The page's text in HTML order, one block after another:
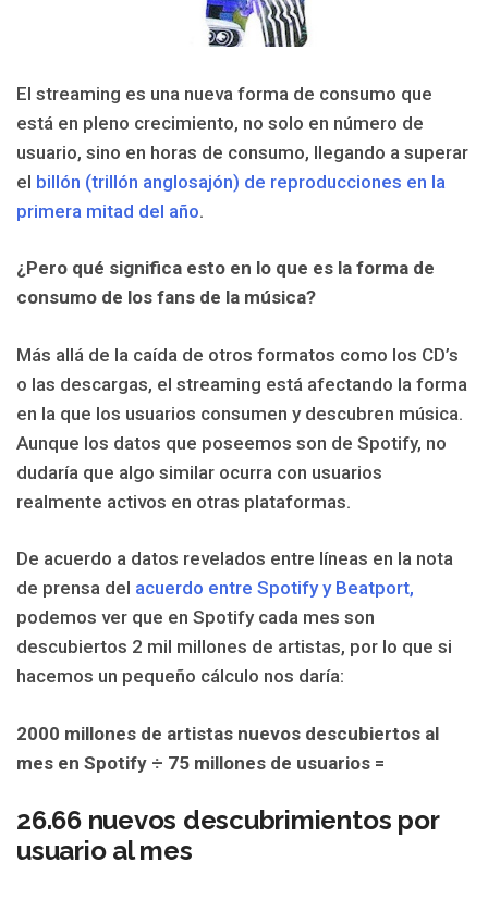
El streaming es una nueva forma de consumo que
está en pleno crecimiento, no solo en número de
usuario, sino en horas de consumo, llegando a superar
el billón (trillón anglosajón) de reproducciones en la
primera mitad del año.
¿Pero qué significa esto en lo que es la forma de
consumo de los fans de la música?
Más allá de la caída de otros formatos como los CD’s
o las descargas, el streaming está afectando la forma
en la que los usuarios consumen y descubren música.
Aunque los datos que poseemos son de Spotify, no
dudaría que algo similar ocurra con usuarios
realmente activos en otras plataformas.
De acuerdo a datos revelados entre líneas en la nota
de prensa del acuerdo entre Spotify y Beatport,
podemos ver que en Spotify cada mes son
descubiertos 2 mil millones de artistas, por lo que si
hacemos un pequeño cálculo nos daría:
2000 millones de artistas nuevos descubiertos al
mes en Spotify ÷ 75 millones de usuarios =
26.66 nuevos descubrimientos por
usuario al mes